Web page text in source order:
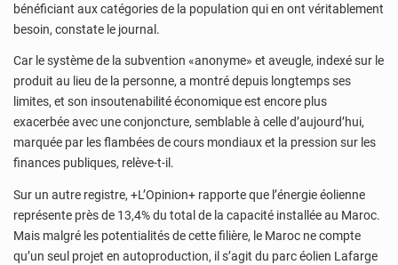
bénéficiant aux catégories de la population qui en ont véritablement
besoin, constate le journal.
Car le système de la subvention «anonyme» et aveugle, indexé sur le
produit au lieu de la personne, a montré depuis longtemps ses
limites, et son insoutenabilité économique est encore plus
exacerbée avec une conjoncture, semblable à celle d’aujourd’hui,
marquée par les flambées de cours mondiaux et la pression sur les
finances publiques, relève-t-il.
Sur un autre registre, +L’Opinion+ rapporte que l’énergie éolienne
représente près de 13,4% du total de la capacité installée au Maroc.
Mais malgré les potentialités de cette filière, le Maroc ne compte
qu’un seul projet en autoproduction, il s’agit du parc éolien Lafarge